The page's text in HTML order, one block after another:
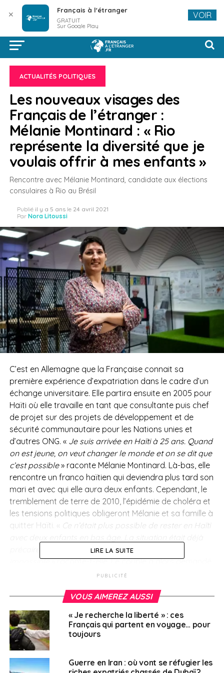
ACTUALITÉS POLITIQUES
Les nouveaux visages des
Français de l’étranger :
Mélanie Montinard : « Rio
représente la diversité que je
voulais offrir à mes enfants »
Rencontre avec Mélanie Montinard, candidate aux élections
consulaires à Rio au Brésil
Publié il y a 5 ans le 24 avril 2021
Par Nora Litoussi
C’est en Allemagne que la Française connait sa
première expérience d’expatriation dans le cadre d’un
échange universitaire. Elle partira ensuite en 2005 pour
Haïti où elle travaille en tant que consultante puis chef
de projet sur des projets de développement et de
sécurité communautaire pour les Nations unies et
d’autres ONG. « Je suis arrivée en Haïti à 25 ans. Quand
on est jeune, on veut changer le monde et on se dit que
c’est possible» raconte Mélanie Montinard. Là-bas, elle
rencontre un franco haïtien qui deviendra plus tard son
mari et avec qui elle aura deux enfants. Cependant, le
tremblement de terre de 2010, l’épidémie de choléra et
les tensions politiques obligeront Mélanie et sa famille à
quitter Haïti. « Ce n’était plus possible de rester en Haïti
précaire avant, mais là, c’était vraiment devenu
impossible» raconte-t-elle. Le couple a alors demandé
une mutation professionnelle et est arrivé par hasard à
installation était seulement temporaire, elle s’est
finalement transformée en une installation définitive.
Arrivée au Brésil, Mélanie Montinard a d’abord dû
apprendre le portugais sur le tas. La Française a
ensuite repris ses études et s’est lancée dans un
doctorat d’anthropologie sociale. Elle est aujourd’hui
chef d’une entreprise sociale et conseillère élue au CA
LIRE LA SUITE
PUBLICITÉ
VOUS AIMEREZ AUSSI
« Je recherche la liberté » : ces
Français qui partent en voyage… pour
toujours
Guerre en Iran : où vont se réfugier les
✕ Français à l'étranger
GRATUIT
Sur Google Play
VOIR